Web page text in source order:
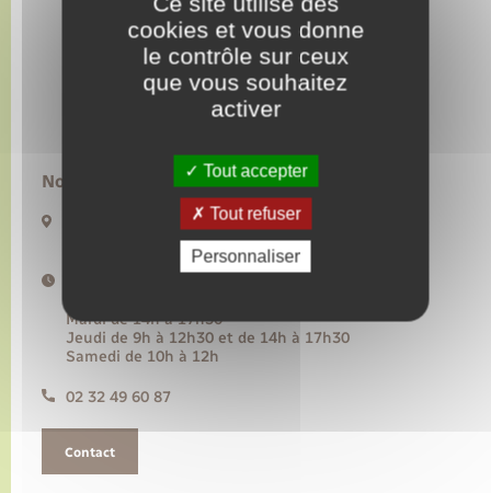
Voirie et espace public
Nous contacter :
20 rue de l’Hôtel de Ville BP50
27480 Lyons-la-Forêt
Mardi de 14h à 17h30
Jeudi de 9h à 12h30 et de 14h à 17h30
Samedi de 10h à 12h
02 32 49 60 87
Contact
cookies et vous donne
le contrôle sur ceux
que vous souhaitez
activer
Tout accepter
Tout refuser
Personnaliser